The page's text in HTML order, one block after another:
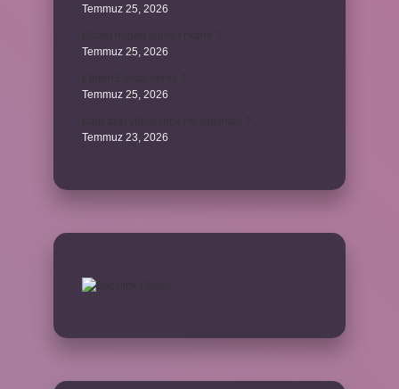
Temmuz 25, 2026
Temmuz 25, 2026
Temmuz 25, 2026
Temmuz 23, 2026